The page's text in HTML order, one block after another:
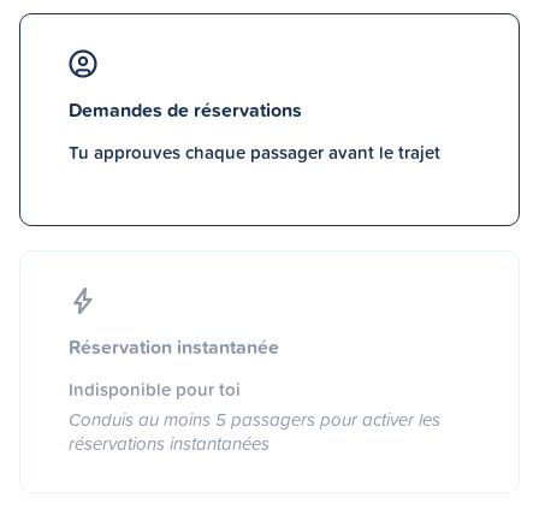
Demandes de réservations
Tu approuves chaque passager avant le trajet
Réservation instantanée
Indisponible pour toi
Conduis au moins 5 passagers pour activer les
réservations instantanées